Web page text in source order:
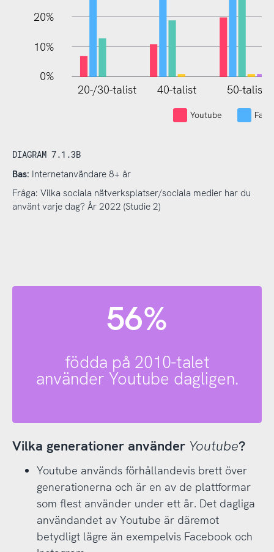
20%
10%
0%
20-/30-talist 40-talist 50-talist
Youtube
DIAGRAM 7.1.3B
Bas: Internetanvändare 8+ år
Fråga: Vilka sociala nätverksplatser/sociala medier har du
använt varje dag? År 2022 (Studie 2)
56%
födda på 2010-talet
använder Youtube dagligen.
Vilka generationer använder Youtube?
Youtube används förhållandevis brett över
generationerna och är en av de plattformar
som flest använder under ett år. Det dagliga
användandet av Youtube är däremot
betydligt lägre än exempelvis Facebook och